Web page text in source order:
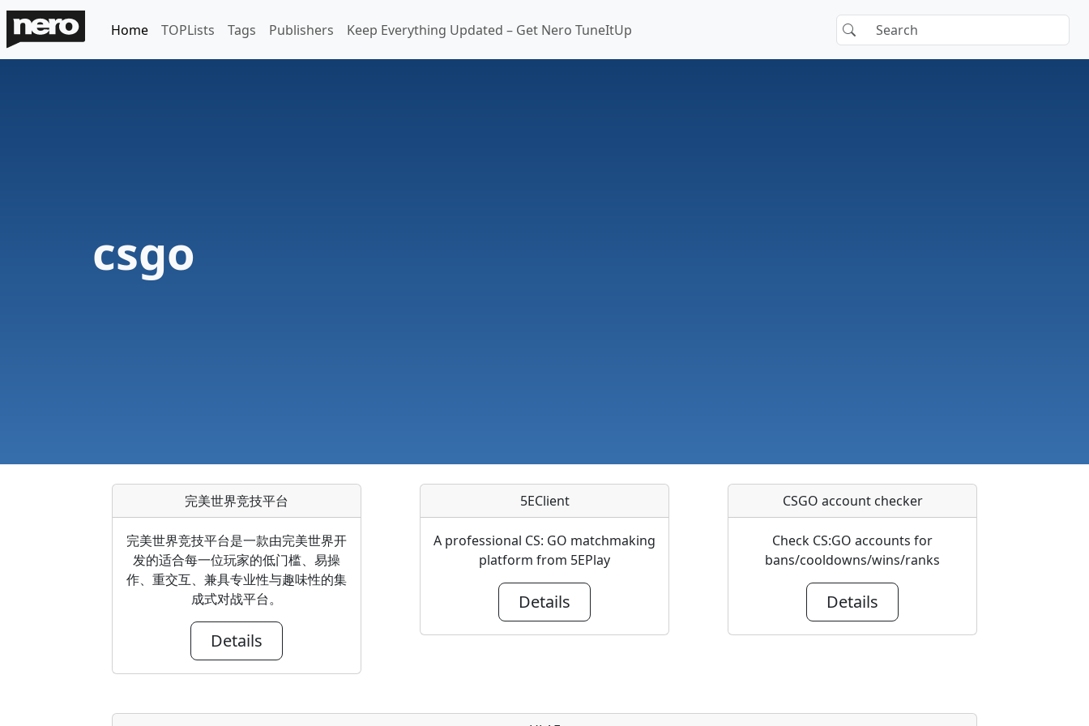
Home TOPLists Tags Publishers Keep Everything Updated – Get Nero TuneItUp
csgo
完美世界竞技平台
完美世界竞技平台是一款由完美世界开
发的适合每一位玩家的低门槛、易操
作、重交互、兼具专业性与趣味性的集
成式对战平台。
Details
5EClient
A professional CS: GO matchmaking
platform from 5EPlay
Details
CSGO account checker
Check CS:GO accounts for
bans/cooldowns/wins/ranks
Details